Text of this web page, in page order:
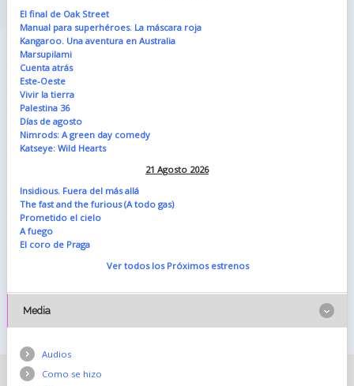
El final de Oak Street
Manual para superhéroes. La máscara roja
Kangaroo. Una aventura en Australia
Marsupilami
Cuenta atrás
Este-Oeste
Vivir la tierra
Palestina 36
Días de agosto
Nimrods: A green day comedy
Katseye: Wild Hearts
21 Agosto 2026
Insidious. Fuera del más allá
The fast and the furious (A todo gas)
Prometido el cielo
A fuego
El coro de Praga
Ver todos los Próximos estrenos
Media
Audios
Como se hizo